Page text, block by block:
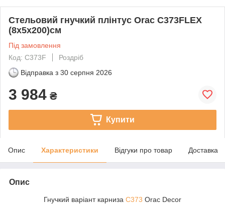
Стельовий гнучкий плінтус Orac C373FLEX
(8х5х200)см
Під замовлення
Код: C373F
Роздріб
Відправка з 30 серпня 2026
3 984 ₴
Купити
Опис Характеристики Відгуки про товар Доставка
Опис
Гнучкий варіант карниза C373 Orac Decor